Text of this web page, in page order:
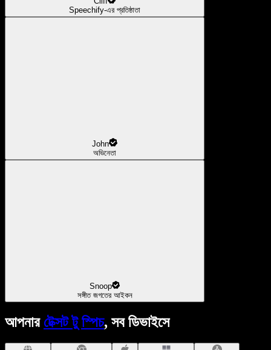
Speechify-এর প্রতিষ্ঠাতা
John
অভিনেতা
Snoop
সঙ্গীত জগতের আইকন
আপনার টেক্সট টু স্পিচ, সব ডিভাইসে